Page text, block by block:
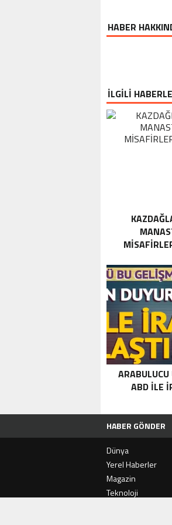
HABER
İLGİLİ
ABD ILE
HABER GÖNDER
Dünya
Yerel Haberler
Magazin
Teknoloji